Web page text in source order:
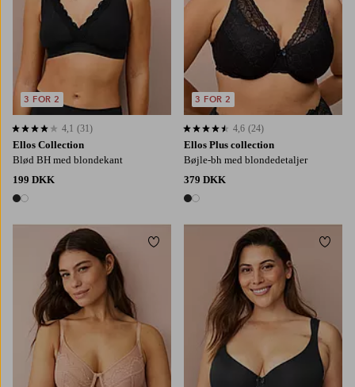
Ellos Collection
Blød BH med blondekant
199 DKK
2 farver
4,1 baseret på 31 bedømmelser
4,1 (31)
3 FOR 2
Ellos Plus collection
Bøjle-bh med blondedetaljer
379 DKK
2 farver
4,6 baseret på 24 bedømmelser
4,6 (24)
3 FOR 2
Tilføj til favoritter